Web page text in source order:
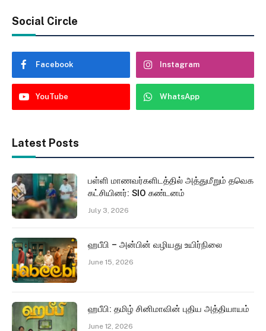
Social Circle
Facebook Instagram
YouTube WhatsApp
Latest Posts
பள்ளி மாணவர்களிடத்தில் அத்துமீறும் தவெக
கட்சியினர்: SIO கண்டனம்
July 3, 2026
ஹபீபி – அன்பின் வழியது உயிர்நிலை
June 15, 2026
ஹபீபி: தமிழ் சினிமாவின் புதிய அத்தியாயம்
June 12, 2026